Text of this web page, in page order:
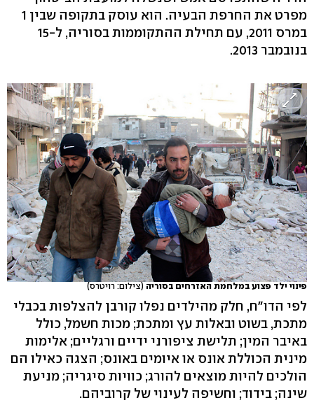
מפרט את החרפת הבעיה. הוא עוסק בתקופה שבין 1
במרס 2011, עם תחילת ההתקוממות בסוריה, ל-15
בנובמבר 2013.
פינוי ילד פצוע במלחמת האזרחים בסוריה (צילום: רויטרס)
לפי הדו"ח, חלק מהילדים נפלו קורבן להצלפות בכבלי
מתכת, בשוט ובאלות עץ ומתכת; מכות חשמל, כולל
באיבר המין; תלישת ציפורני ידיים ורגליים; אלימות
מינית הכוללת אונס או איומים באונס; הצגה כאילו הם
הולכים להיות מוצאים להורג; כוויות סיגריה; מניעת
שינה; בידוד; וחשיפה לעינוי של קרוביהם.